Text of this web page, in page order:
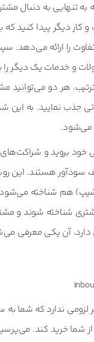
به تنهایی به دنبال
دیگر پیدا کنید که
را ارائه می‌دهد.
و خدمات یک دیگر را
هر دو می‌توانید
جذب نمایید. به این
می‌شود.
خود بروید و شراکت‌های
سودآور هستند. این
هم شناخته
شناخته شوند و
آن یکی معرفی
ندارد که شما به
از شما خرید کند.